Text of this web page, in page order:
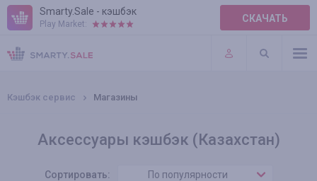
Smarty.Sale - кэшбэк
Play Market: СКАЧАТЬ
ПРАВИЛА
ПЛАГИНЫ
Кэшбэк сервис Магазины
Аксессуары кэшбэк (Казахстан)
Сортировать: По популярности